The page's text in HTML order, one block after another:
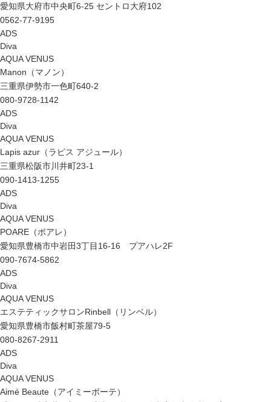
愛知県大府市中央町6-25 セントロ大府102
0562-77-9195
ADS
Diva
AQUA VENUS
Manon（マノン）
三重県伊勢市一色町640-2
080-9728-1142
ADS
Diva
AQUA VENUS
Lapis azur（ラピス アジュール）
三重県松阪市川井町23-1
090-1413-1255
ADS
Diva
AQUA VENUS
POARE（ポアレ）
愛知県豊橋市中岩田3丁目16-16 プアハレ2F
090-7674-5862
ADS
Diva
AQUA VENUS
エステティックサロンRinbell（リンベル）
愛知県豊橋市飯村町茶屋79-5
080-8267-2911
ADS
Diva
AQUA VENUS
Aimé Beaute（アイミーボーテ）